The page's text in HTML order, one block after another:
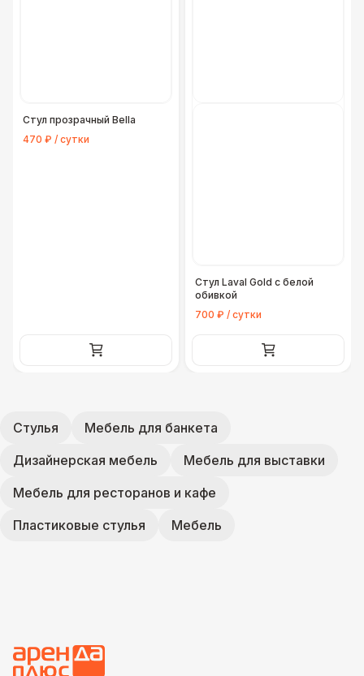
Стул прозрачный Bella
470 ₽ / сутки
Стул Laval Gold с белой
обивкой
700 ₽ / сутки
Стулья
Мебель для банкета
Дизайнерская мебель
Мебель для выставки
Мебель для ресторанов и кафе
Пластиковые стулья
Мебель